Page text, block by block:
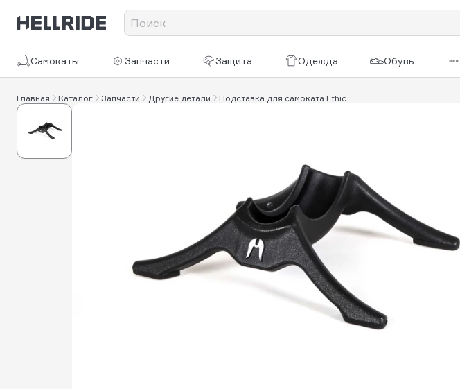
Самокаты Запчасти Защита Одежда Обувь
Главная Каталог Запчасти Другие детали Подставка для самоката Ethic